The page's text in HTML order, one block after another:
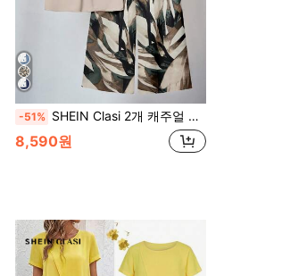
-51% SHEIN Clasi 2개 캐주얼 플로럴 프린트 여름 세트, 레트로 플라워 그래픽
8,590원